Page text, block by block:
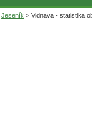
Jeseník > Vidnava - statistika